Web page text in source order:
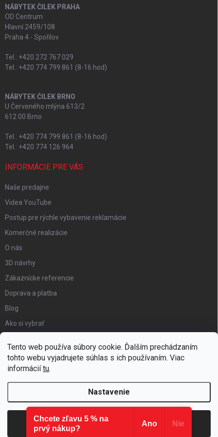
Tento web používa súbory cookie. Ďalším prechádzaním
tohto webu vyjadrujete súhlas s ich používaním. Viac
informáciítu.
Nastavenie
Súhlasím
NÁBYTEK ČILEK PRAHA
OD Centrum
Hlavní 2459/108
Praha 4 - Spořilov
Tel.: +420 272 767 029
Tel.: +420 774 799 861 (8-16 hod)
NÁBYTEK ČILEK BRNO
U Červeného mlýna 613/2
612 00 Brno
Tel.: +420 774 799 861 (8-16 hod)
Tel.: +420 774 126 964
INFORMÁCIE PRE VÁS
Naše predajne
Videa YouTube
Postup pre rýchle vybavenie reklamácie
Komerčné realizácie
O nás
3D návrhy
Zákaznícke referencie
Doprava a platba
Blog
Ako si vybrať
Certifikát kvality
Moja objednávka
Copyright 2026 Hezký detský nábytok . Všetky práva vyhradené.
Chcete zľavu 5 % na
prvý nákup?
Ano Nie